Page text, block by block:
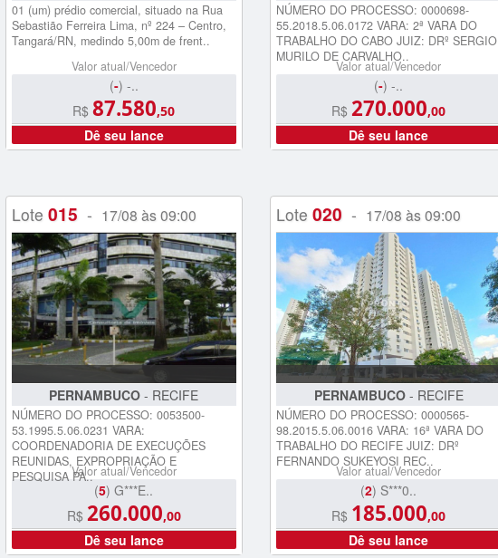
01 (um) prédio comercial, situado na Rua
Sebastião Ferreira Lima, nº 224 – Centro,
Tangará/RN, medindo 5,00m de frent..
Valor atual/Vencedor
(-) -..
R$87.580,50
Dê seu lance
NÚMERO DO PROCESSO: 0000698-
55.2018.5.06.0172 VARA: 2ª VARA DO
TRABALHO DO CABO JUIZ: DRº SERGIO
MURILO DE CARVALHO..
Valor atual/Vencedor
(-) -..
R$270.000,00
Dê seu lance
Lote 015 - 17/08 às 09:00
PERNAMBUCO - RECIFE
NÚMERO DO PROCESSO: 0053500-
53.1995.5.06.0231 VARA:
COORDENADORIA DE EXECUÇÕES
REUNIDAS, EXPROPRIAÇÃO E
PESQUISA PA..Valor atual/Vencedor
(5) G***E..
R$ 260.000,00
Dê seu lance
Lote 020 - 17/08 às 09:00
PERNAMBUCO- RECIFE
NÚMERO DO PROCESSO: 0000565-
98.2015.5.06.0016 VARA: 16ª VARA DO
TRABALHO DO RECIFE JUIZ: DRº
FERNANDO SUKEYOSI REC..
Valor atual/Vencedor
(2) S***0..
R$ 185.000,00
Dê seu lance